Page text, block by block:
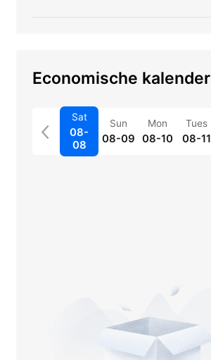
Economische kalender
Sat
08-
08
Sun
08-09
Mon
08-10
Tues
08-11